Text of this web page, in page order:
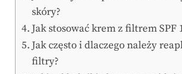
skóry?
Jak stosować krem z filtrem SPF
Jak często i dlaczego należy
filtry?